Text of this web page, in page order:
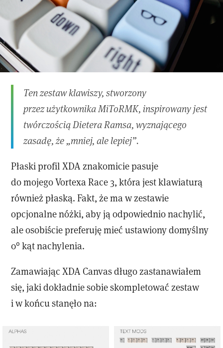
Ten zestaw klawiszy, stworzony
przez użytkownika MiToRMK, inspirowany jest
twórczością Dietera Ramsa, wyznającego
zasadę, że „mniej, ale lepiej”.
Płaski profil XDA znakomicie pasuje
do mojego Vortexa Race 3, która jest klawiaturą
również płaską. Fakt, że ma w zestawie
opcjonalne nóżki, aby ją odpowiednio nachylić,
ale osobiście preferuję mieć ustawiony domyślny
0° kąt nachylenia.
Zamawiając XDA Canvas długo zastanawiałem
się, jaki dokładnie sobie skompletować zestaw
i w końcu stanęło na: